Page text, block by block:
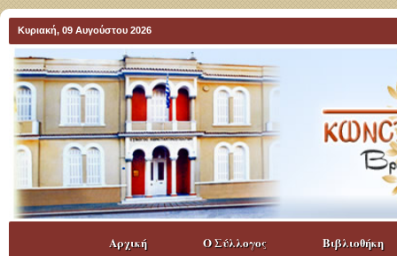
Κυριακή, 09 Αυγούστου 2026
Αρχική Ο Σύλλογος Βιβλιοθήκη